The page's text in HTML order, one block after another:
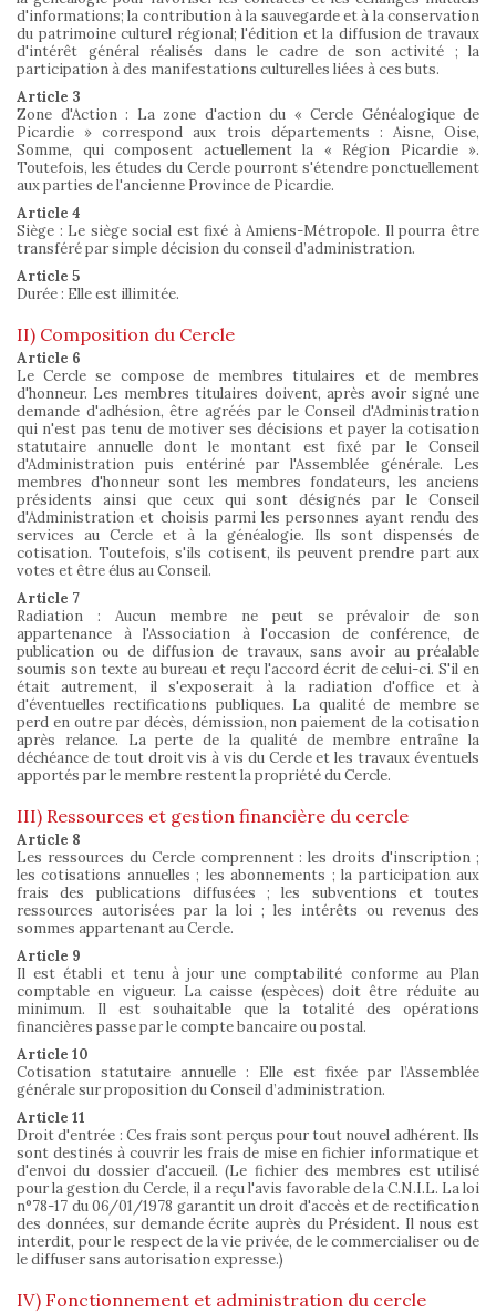
d'informations; la contribution à la sauvegarde et à la conservation
du patrimoine culturel régional; l'édition et la diffusion de travaux
d'intérêt général réalisés dans le cadre de son activité ; la
participation à des manifestations culturelles liées à ces buts.
Article 3
Zone d'Action : La zone d'action du « Cercle Généalogique de
Picardie » correspond aux trois départements : Aisne, Oise,
Somme, qui composent actuellement la « Région Picardie ».
Toutefois, les études du Cercle pourront s'étendre ponctuellement
aux parties de l'ancienne Province de Picardie.
Article 4
Siège : Le siège social est fixé à Amiens-Métropole. Il pourra être
transféré par simple décision du conseil d’administration.
Article 5
Durée : Elle est illimitée.
II) Composition du Cercle
Article 6
Le Cercle se compose de membres titulaires et de membres
d'honneur. Les membres titulaires doivent, après avoir signé une
demande d'adhésion, être agréés par le Conseil d'Administration
qui n'est pas tenu de motiver ses décisions et payer la cotisation
statutaire annuelle dont le montant est fixé par le Conseil
d'Administration puis entériné par l'Assemblée générale. Les
membres d'honneur sont les membres fondateurs, les anciens
présidents ainsi que ceux qui sont désignés par le Conseil
d'Administration et choisis parmi les personnes ayant rendu des
services au Cercle et à la généalogie. Ils sont dispensés de
cotisation. Toutefois, s'ils cotisent, ils peuvent prendre part aux
votes et être élus au Conseil.
Article 7
Radiation : Aucun membre ne peut se prévaloir de son
appartenance à l'Association à l'occasion de conférence, de
publication ou de diffusion de travaux, sans avoir au préalable
soumis son texte au bureau et reçu l'accord écrit de celui-ci. S'il en
était autrement, il s'exposerait à la radiation d'office et à
d'éventuelles rectifications publiques. La qualité de membre se
perd en outre par décès, démission, non paiement de la cotisation
après relance. La perte de la qualité de membre entraîne la
déchéance de tout droit vis à vis du Cercle et les travaux éventuels
apportés par le membre restent la propriété du Cercle.
III) Ressources et gestion financière du cercle
Article 8
Les ressources du Cercle comprennent : les droits d'inscription ;
les cotisations annuelles ; les abonnements ; la participation aux
frais des publications diffusées ; les subventions et toutes
ressources autorisées par la loi ; les intérêts ou revenus des
sommes appartenant au Cercle.
Article 9
Il est établi et tenu à jour une comptabilité conforme au Plan
comptable en vigueur. La caisse (espèces) doit être réduite au
minimum. Il est souhaitable que la totalité des opérations
financières passe par le compte bancaire ou postal.
Article 10
Cotisation statutaire annuelle : Elle est fixée par l’Assemblée
générale sur proposition du Conseil d’administration.
Article 11
Droit d'entrée : Ces frais sont perçus pour tout nouvel adhérent. Ils
sont destinés à couvrir les frais de mise en fichier informatique et
d'envoi du dossier d'accueil. (Le fichier des membres est utilisé
pour la gestion du Cercle, il a reçu l'avis favorable de la C.N.I.L. La loi
n°78-17 du 06/01/1978 garantit un droit d'accès et de rectification
des données, sur demande écrite auprès du Président. Il nous est
interdit, pour le respect de la vie privée, de le commercialiser ou de
le diffuser sans autorisation expresse.)
IV) Fonctionnement et administration du cercle